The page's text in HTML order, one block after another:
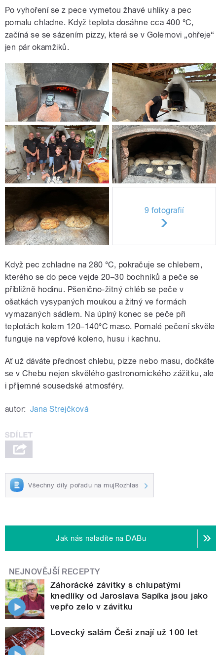
Po vyhoření se z pece vymetou žhavé uhlíky a pec
pomalu chladne. Když teplota dosáhne cca 400 °C,
začíná se se sázením pizzy, která se v Golemovi „ohřeje“
jen pár okamžiků.
9 fotografií
Když pec zchladne na 280 °C, pokračuje se chlebem,
kterého se do pece vejde 20–30 bochníků a peče se
přibližně hodinu. Pšenično-žitný chléb se peče v
ošatkách vysypaných moukou a žitný ve formách
vymazaných sádlem. Na úplný konec se peče při
teplotách kolem 120–140°C maso. Pomalé pečení skvěle
funguje na vepřové koleno, husu i kachnu.
Ať už dáváte přednost chlebu, pizze nebo masu, dočkáte
se v Chebu nejen skvělého gastronomického zážitku, ale
i příjemné sousedské atmosféry.
autor: Jana Strejčková
Všechny díly pořadu na mujRozhlas
Jak nás naladíte na DABu
NEJNOVĚJŠÍ RECEPTY
Záhorácké závitky s chlupatými
knedlíky od Jaroslava Sapíka jsou jako
vepřo zelo v závitku
Lovecký salám Češi znají už 100 let